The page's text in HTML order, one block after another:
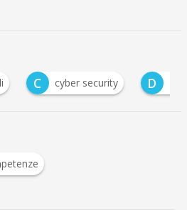
D Digital Transformation O